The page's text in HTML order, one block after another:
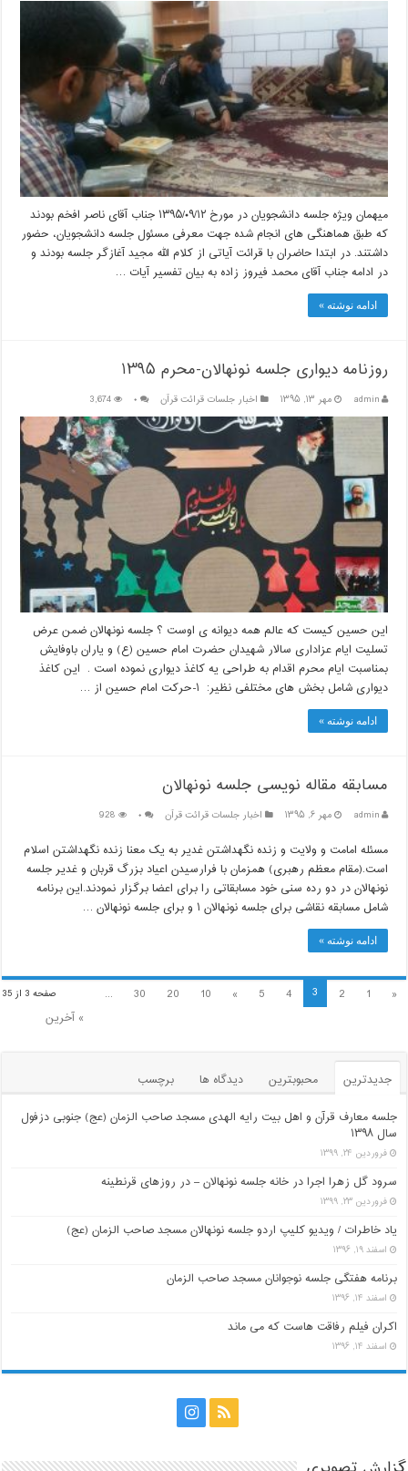
میهمان ویژه جلسه دانشجویان در مورخ ۱۳۹۵/۰۹/۱۲ جناب آقای ناصر افخم بودند
که طبق هماهنگی های انجام شده جهت معرفی مسئول جلسه دانشجویان، حضور
داشتند. در ابتدا حاضران با قرائت آیاتی از کلام الله مجید آغازگر جلسه بودند و
در ادامه جناب آقای محمد فیروز زاده به بیان تفسیر آیات …
ادامه نوشته »
روزنامه دیواری جلسه نونهالان-محرم ۱۳۹۵
admin مهر ۱۳, ۱۳۹۵ اخبار جلسات قرائت قرآن ۰ 3,674
این حسین کیست که عالم همه دیوانه ی اوست ؟ جلسه نونهالان ضمن عرض
تسلیت ایام عزاداری سالار شهیدان حضرت امام حسین (ع) و یاران باوفایش
بمناسبت ایام محرم اقدام به طراحی یه کاغذ دیواری نموده است . این کاغذ
دیواری شامل بخش های مختلفی نظیر: ۱-حرکت امام حسین از …
ادامه نوشته »
مسابقه مقاله نویسی جلسه نونهالان
admin مهر ۶, ۱۳۹۵ اخبار جلسات قرائت قرآن ۰ 928
مسئله امامت و ولایت و زنده نگهداشتن غدیر به یک معنا زنده نگهداشتن اسلام
است.(مقام معظم رهبری) همزمان با فرارسیدن اعیاد بزرگ قربان و غدیر جلسه
نونهالان در دو رده سنی خود مسابقاتی را برای اعضا برگزار نمودند.این برنامه
شامل مسابقه نقاشی برای جلسه نونهالان ۱ و برای جلسه نونهالان …
ادامه نوشته »
صفحه 3 از 35 «
1
2
3
4
5
»
10
20
30
...
» آخرین
جدیدترین محبوبترین دیدگاه ها برچسب
جلسه معارف قرآن و اهل بیت رایه الهدی مسجد صاحب الزمان (عج) جنوبی دزفول
سال ۱۳۹۸
فروردین ۲۴, ۱۳۹۹
سرود گل زهرا اجرا در خانه جلسه نونهالان – در روزهای قرنطینه
فروردین ۲۳, ۱۳۹۹
یاد خاطرات / ویدیو کلیپ اردو جلسه نونهالان مسجد صاحب الزمان (عج)
اسفند ۱۹, ۱۳۹۶
برنامه هفتگی جلسه نوجوانان مسجد صاحب الزمان
اسفند ۱۴, ۱۳۹۶
اکران فیلم رفاقت هاست که می ماند
اسفند ۱۴, ۱۳۹۶